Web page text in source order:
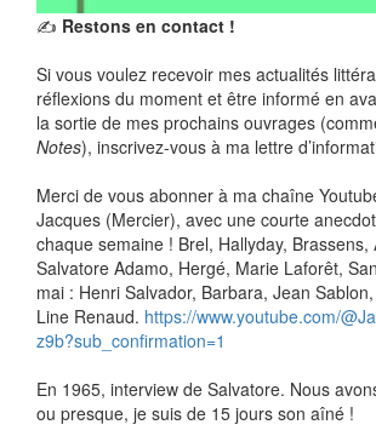
✍️ Restons en contact !
Si vous voulez recevoir mes actualités
réflexions du moment et être informé en
la sortie de mes prochains ouvrages
Notes), inscrivez-vous à ma lettre
Merci de vous abonner à ma chaîne
Jacques (Mercier), avec une courte
chaque semaine ! Brel, Hallyday, Brassens,
Salvatore Adamo, Hergé, Marie Laforêt,
mai : Henri Salvador, Barbara, Jean
Line Renaud. https://www.youtube.com/
z9b?sub_confirmation=1
En 1965, interview de Salvatore. Nous
ou presque, je suis de 15 jours son aîné !